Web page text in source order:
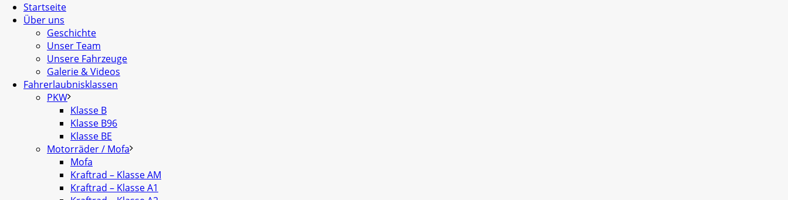
Startseite
Über uns
Geschichte
Unser Team
Unsere Fahrzeuge
Galerie & Videos
Fahrerlaubnisklassen
PKW
Klasse B
Klasse B96
Klasse BE
Motorräder / Mofa
Mofa
Kraftrad – Klasse AM
Kraftrad – Klasse A1